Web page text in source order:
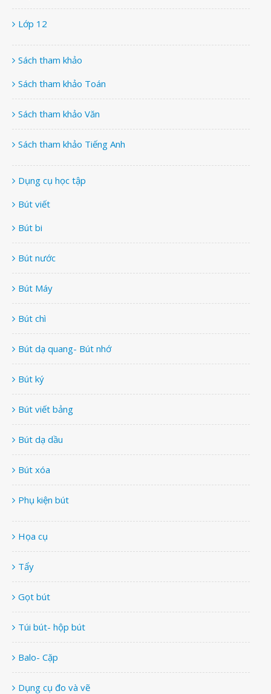
Lớp 12
Sách tham khảo
Sách tham khảo Toán
Sách tham khảo Văn
Sách tham khảo Tiếng Anh
Dụng cụ học tập
Bút viết
Bút bi
Bút nước
Bút Máy
Bút chì
Bút dạ quang- Bút nhớ
Bút ký
Bút viết bảng
Bút dạ dầu
Bút xóa
Phụ kiện bút
Họa cụ
Tẩy
Gọt bút
Túi bút- hộp bút
Balo- Cặp
Dụng cụ đo và vẽ